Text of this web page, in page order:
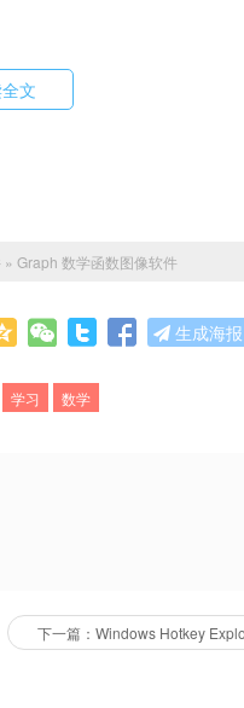
文
» Graph 数学函数图像软件
生成海报
学习 数学
下一篇：Windows Hotkey